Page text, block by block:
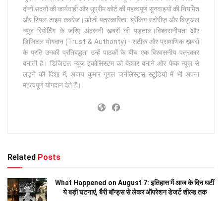
दोनों सदनों की कार्यवाही और सुप्रीम कोर्ट की महत्वपूर्ण सुनवाइयों की नियमित
और रियल-टाइम कवरेज।खोजी पत्रकारिता: ब्रेकिंग स्टोरीज़ और विज़ुअल
न्यूज़ रिपोर्टिंग के जरिए अंदरूनी खबरों की पड़ताल।विश्वसनीयता और
डिजिटल योगदान (Trust & Authority) - सटीक और प्रामाणिक ख़बरों
के प्रति उनकी प्रतिबद्धता उन्हें पाठकों के बीच एक विश्वसनीय पत्रकार
बनाती है। डिजिटल न्यूज़ इकोसिस्टम को बेहतर बनाने और फेक न्यूज़ से
लड़ने की दिशा में, अजय कुमार गूगल जर्नलिस्ट्स स्टूडियो में भी अपना
महत्वपूर्ण योगदान देते हैं।
Related Posts
What Happened on August 7: इतिहास में आज के दिन घटीं
ये बड़ी घटनाएं, बैरी बॉन्ड्स से लेकर ऑपरेशन डेजर्ट शील्ड तक